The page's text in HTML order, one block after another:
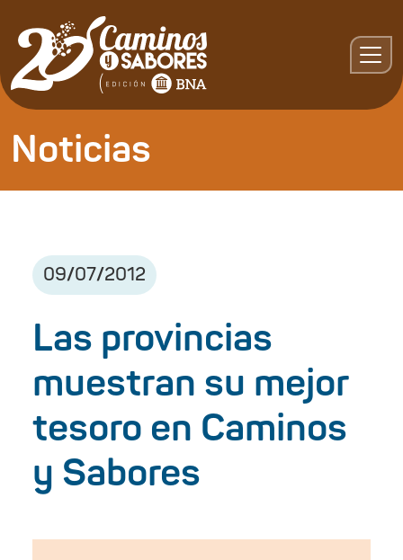
Noticias
09/07/2012
Las provincias
muestran su mejor
tesoro en Caminos
y Sabores